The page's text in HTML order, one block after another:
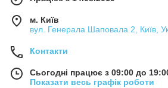
м. Київ
вул. Генерала Шаповала 2, Київ,
Контакти
Сьогодні працює з 09:00 до
Показати весь графік роботи